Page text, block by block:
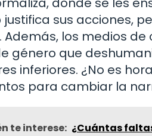
justifica sus acciones,
Además, los medios
género que
inferiores. ¿No es
para cambiar la
te interese: ¿Cuántas